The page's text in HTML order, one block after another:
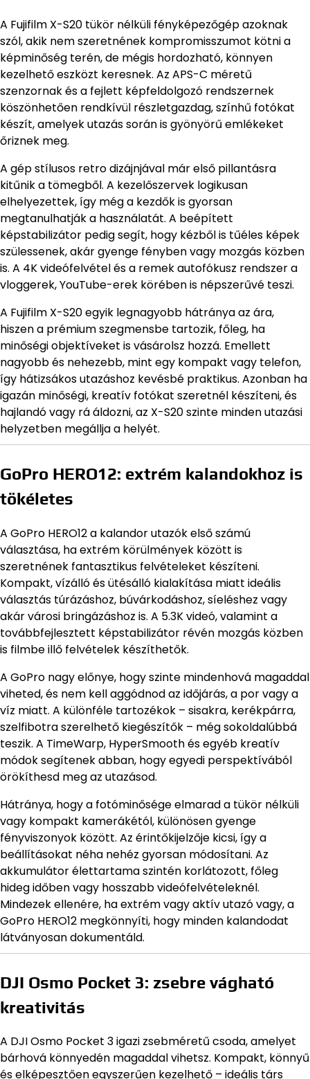
A Fujifilm X-S20 tükör nélküli fényképezőgép azoknak
szól, akik nem szeretnének kompromisszumot kötni a
képminőség terén, de mégis hordozható, könnyen
kezelhető eszközt keresnek. Az APS-C méretű
szenzornak és a fejlett képfeldolgozó rendszernek
köszönhetően rendkívül részletgazdag, színhű fotókat
készít, amelyek utazás során is gyönyörű emlékeket
őriznek meg.
A gép stílusos retro dizájnjával már első pillantásra
kitűnik a tömegből. A kezelőszervek logikusan
elhelyezettek, így még a kezdők is gyorsan
megtanulhatják a használatát. A beépített
képstabilizátor pedig segít, hogy kézből is tűéles képek
szülessenek, akár gyenge fényben vagy mozgás közben
is. A 4K videófelvétel és a remek autofókusz rendszer a
vloggerek, YouTube-erek körében is népszerűvé teszi.
A Fujifilm X-S20 egyik legnagyobb hátránya az ára,
hiszen a prémium szegmensbe tartozik, főleg, ha
minőségi objektíveket is vásárolsz hozzá. Emellett
nagyobb és nehezebb, mint egy kompakt vagy telefon,
így hátizsákos utazáshoz kevésbé praktikus. Azonban ha
igazán minőségi, kreatív fotókat szeretnél készíteni, és
hajlandó vagy rá áldozni, az X-S20 szinte minden utazási
helyzetben megállja a helyét.
GoPro HERO12: extrém kalandokhoz is
tökéletes
A GoPro HERO12 a kalandor utazók első számú
választása, ha extrém körülmények között is
szeretnének fantasztikus felvételeket készíteni.
Kompakt, vízálló és ütésálló kialakítása miatt ideális
választás túrázáshoz, búvárkodáshoz, síeléshez vagy
akár városi bringázáshoz is. A 5.3K videó, valamint a
továbbfejlesztett képstabilizátor révén mozgás közben
is filmbe illő felvételek készíthetők.
A GoPro nagy előnye, hogy szinte mindenhová magaddal
viheted, és nem kell aggódnod az időjárás, a por vagy a
víz miatt. A különféle tartozékok – sisakra, kerékpárra,
szelfibotra szerelhető kiegészítők – még sokoldalúbbá
teszik. A TimeWarp, HyperSmooth és egyéb kreatív
módok segítenek abban, hogy egyedi perspektívából
örökíthesd meg az utazásod.
Hátránya, hogy a fotóminősége elmarad a tükör nélküli
vagy kompakt kamerákétól, különösen gyenge
fényviszonyok között. Az érintőkijelzője kicsi, így a
beállításokat néha nehéz gyorsan módosítani. Az
akkumulátor élettartama szintén korlátozott, főleg
hideg időben vagy hosszabb videófelvételeknél.
Mindezek ellenére, ha extrém vagy aktív utazó vagy, a
GoPro HERO12 megkönnyíti, hogy minden kalandodat
látványosan dokumentáld.
DJI Osmo Pocket 3: zsebre vágható
kreativitás
A DJI Osmo Pocket 3 igazi zsebméretű csoda, amelyet
bárhová könnyedén magaddal vihetsz. Kompakt, könnyű
és elképesztően egyszerűen kezelhető – ideális társ